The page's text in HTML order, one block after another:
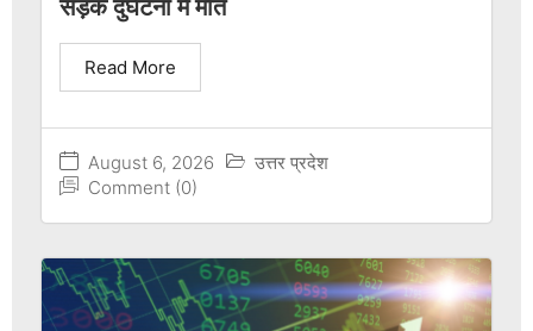
सड़क दुर्घटना में मौत
August 6, 2026
उत्तर प्रदेश
Comment (0)
Read More